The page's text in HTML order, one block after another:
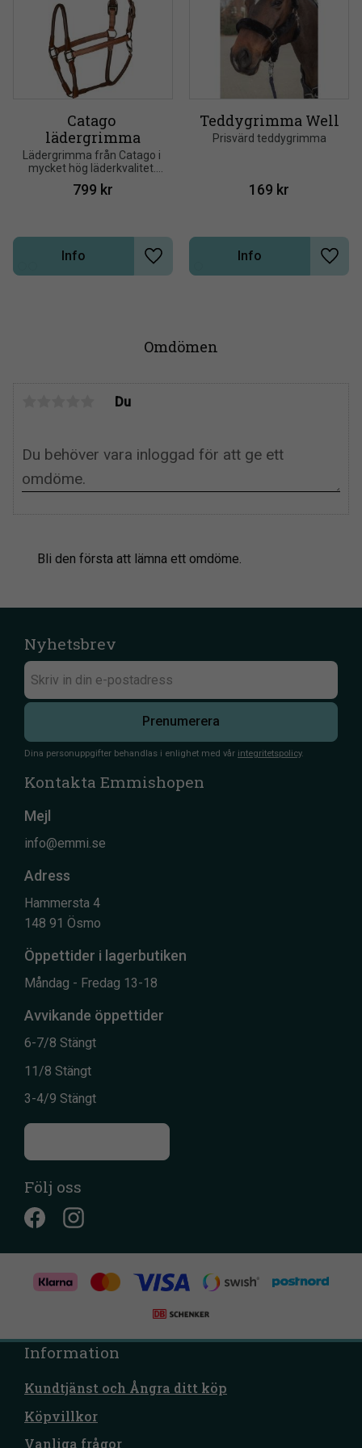
Omdömen
Du
Bli den första att lämna ett omdöme.
Catago
lädergrimma
Lädergrimma från Catago i
mycket hög läderkvalitet.
Anatomisk nackdel och
rundsydd över nosryggen
799 kr
Lägg till i önskelista
Info
Teddygrimma Well
Prisvärd teddygrimma
169 kr
Lägg
Info
Nyhetsbrev
Prenumerera
Dina personuppgifter behandlas i enlighet med vår integritetspolicy.
Kontakta Emmishopen
Mejl
info@emmi.se
Adress
Hammersta 4
148 91 Ösmo
Öppettider i lagerbutiken
Måndag - Fredag 13-18
Avvikande öppettider
6-7/8 Stängt
11/8 Stängt
3-4/9 Stängt
Följ oss
Information
Kundtjänst och Ångra ditt köp
Köpvillkor
Vanliga frågor